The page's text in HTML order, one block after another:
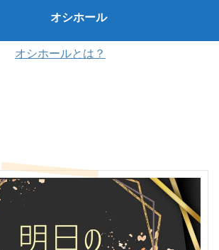
オシホール
オシホールとは？